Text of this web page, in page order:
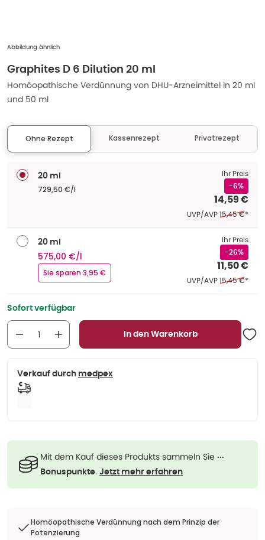
Abbildung ähnlich
Graphites D 6 Dilution 20 ml
Homöopathische Verdünnung von DHU-Arzneimittel in 20 ml
und 50 ml
Ohne Rezept Kassenrezept Privatrezept
20 ml
729,50 €/l
Ihr Preis
-6%
14,59 €
UVP/AVPEhemaliger
15,45 €*
20 ml
575,00 €/l
Sie sparen 3,95 €
Ihr Preis
-26%
11,50 €
UVP/AVPEhemaliger
15,45 €*
Sofort verfügbar
In den Warenkorb
Verkauf durch medpex
Mit dem Kauf dieses Produkts sammeln Sie ···
Bonuspunkte. Jetzt mehr erfahren
Homöopathische Verdünnung nach dem Prinzip der
Potenzierung